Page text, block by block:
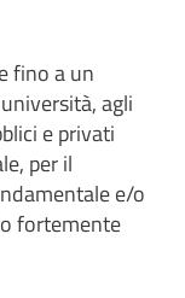
fino a un
agli
e privati
per il
e/o
fortemente